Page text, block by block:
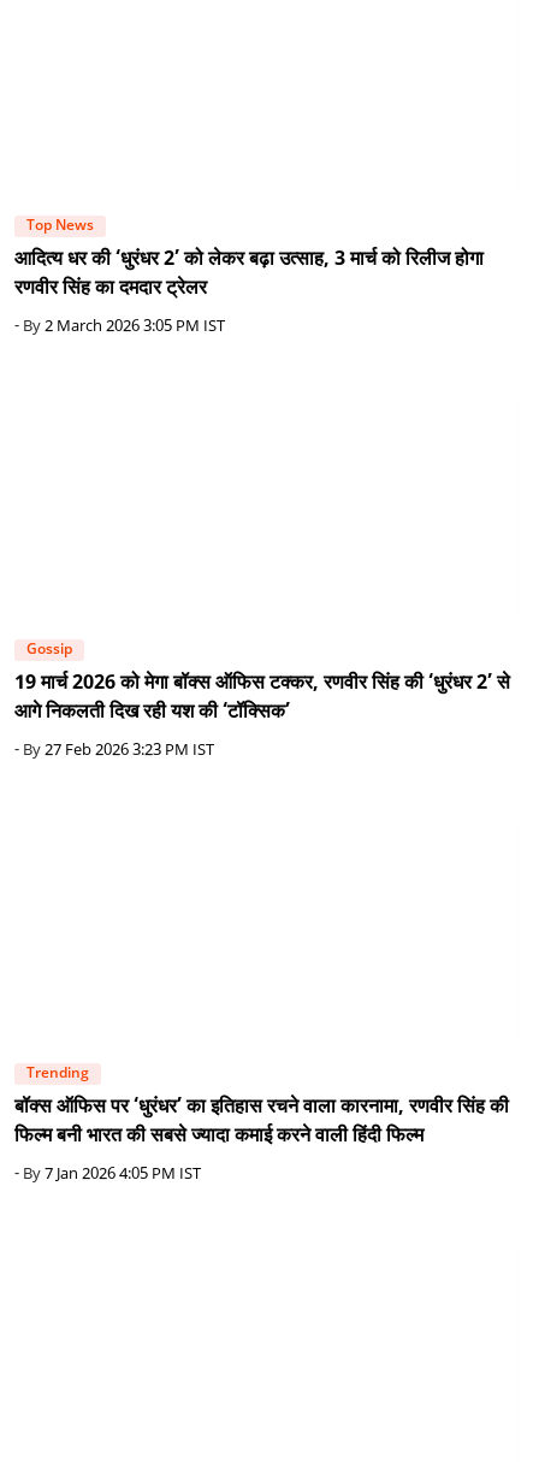
Top News
आदित्य धर की ‘धुरंधर 2’ को लेकर बढ़ा उत्साह, 3 मार्च को रिलीज होगा
रणवीर सिंह का दमदार ट्रेलर
- By2 March 2026 3:05 PM IST
Gossip
19 मार्च 2026 को मेगा बॉक्स ऑफिस टक्कर, रणवीर सिंह की ‘धुरंधर 2’ से
आगे निकलती दिख रही यश की ‘टॉक्सिक’
- By27 Feb 2026 3:23 PM IST
Trending
बॉक्स ऑफिस पर ‘धुरंधर’ का इतिहास रचने वाला कारनामा, रणवीर सिंह की
फिल्म बनी भारत की सबसे ज्यादा कमाई करने वाली हिंदी फिल्म
- By7 Jan 2026 4:05 PM IST